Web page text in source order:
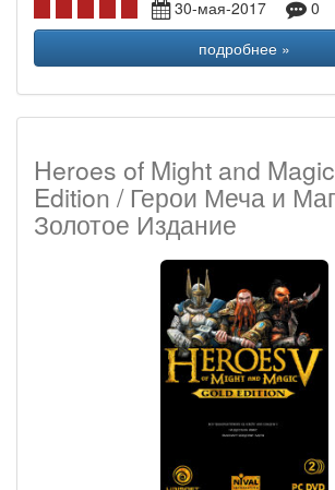
30-мая-2017 0
подробнее »
Heroes of Might and
Edition / Герои Меча и
Золотое Издание